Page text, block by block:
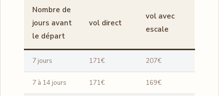
Nombre de
jours avant
le départ
vol direct
vol avec
escale
7 jours 171€ 207€
7 à 14 jours 171€ 169€